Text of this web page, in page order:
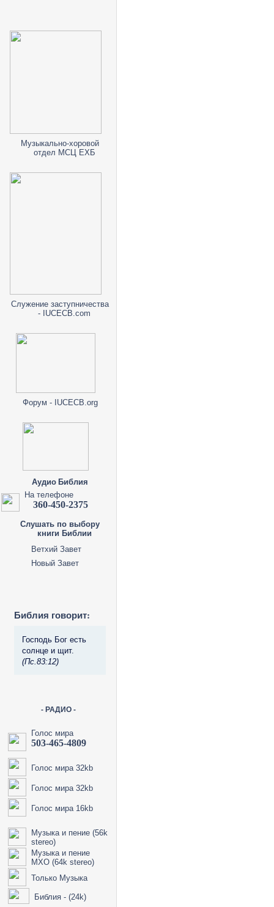
Музыкально-хоровой
отдел МСЦ ЕХБ
Служение заступничества
- IUCECB.com
Форум - IUCECB.org
Аудио Библия
На телефоне
360-450-2375
Слушать по выбору
книги Библии
Ветхий Завет
Новый Завет
Библия говорит:
Господь Бог есть
солнце и щит.
(Пс.83:12)
- РАДИО -
Голос мира
503-465-4809
Голос мира 32kb
Голос мира 32kb
Голос мира 16kb
Музыка и пение (56k
stereo)
Музыка и пение
МХО (64k stereo)
Только Музыка
Библия - (24k)